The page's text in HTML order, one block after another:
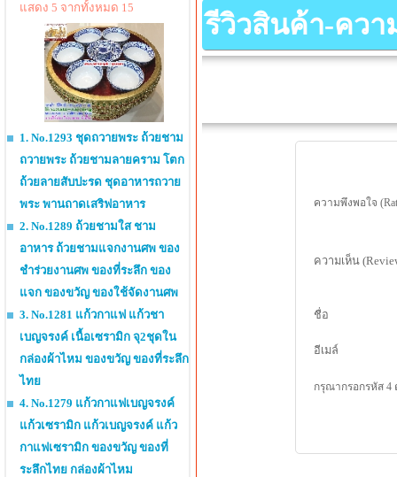
แสดง 5 จากทั้งหมด 15
1. No.1293 ชุดถวายพระ ถ้วยชาม
ถวายพระ ถ้วยชามลายคราม โตก
ถ้วยลายสับปะรด ชุดอาหารถวาย
พระ พานถาดเสริฟอาหาร
2. No.1289 ถ้วยชามใส ชาม
อาหาร ถ้วยชามแจกงานศพ ของ
ชำร่วยงานศพ ของที่ระลึก ของ
แจก ของขวัญ ของใช้จัดงานศพ
3. No.1281 แก้วกาแฟ แก้วชา
เบญจรงค์ เนื้อเซรามิก จุ2ชุดใน
กล่องผ้าไหม ของขวัญ ของที่ระลึก
ไทย
4. No.1279 แก้วกาแฟเบญจรงค์
แก้วเซรามิก แก้วเบญจรงค์ แก้ว
กาแฟเซรามิก ของขวัญ ของที่
ระลึกไทย กล่องผ้าไหม
รีวิวสินค้า-ควา
ความพึงพอใจ
ความเห็น
ชื่อ
อีเมล์
กรุณากรอกรหัส 4